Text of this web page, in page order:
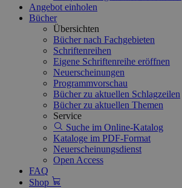
Angebot einholen
Bücher
Übersichten
Bücher nach Fachgebieten
Schriftenreihen
Eigene Schriftenreihe eröffnen
Neuerscheinungen
Programmvorschau
Bücher zu aktuellen Schlagzeilen
Bücher zu aktuellen Themen
Service
Suche im Online-Katalog
Kataloge im PDF-Format
Neuerscheinungsdienst
Open Access
FAQ
Shop